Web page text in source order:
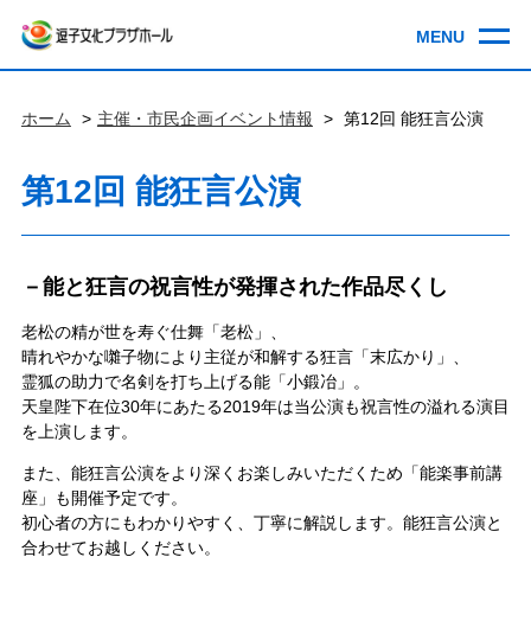
ホーム 主催・市民企画イベント情報 第12回 能狂言公演
第12回 能狂言公演
－能と狂言の祝言性が発揮された作品尽くし
老松の精が世を寿ぐ仕舞「老松」、
晴れやかな囃子物により主従が和解する狂言「末広かり」、
霊狐の助力で名剣を打ち上げる能「小鍛冶」。
天皇陛下在位30年にあたる2019年は当公演も祝言性の溢れる演目
を上演します。
また、能狂言公演をより深くお楽しみいただくため「能楽事前講
座」も開催予定です。
初心者の方にもわかりやすく、丁寧に解説します。能狂言公演と
合わせてお越しください。